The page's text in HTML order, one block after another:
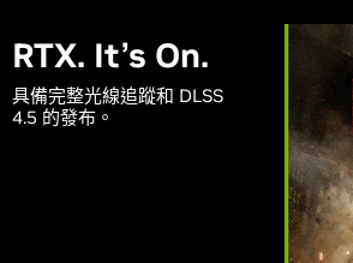
RTX. It’s On.
具備完整光線追蹤和 DLSS
4.5 的發布。